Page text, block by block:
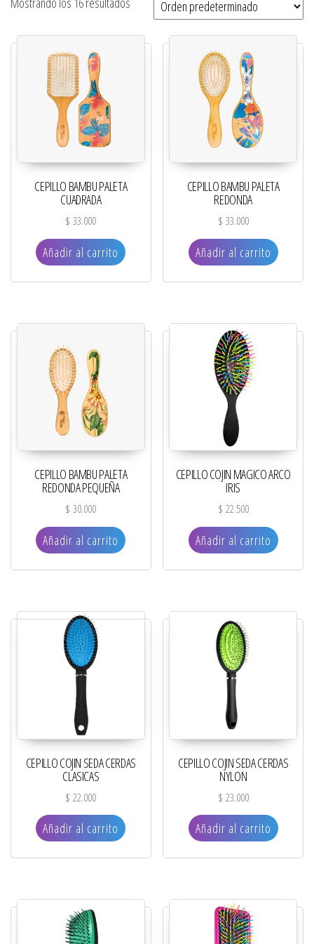
CEPILLO BAMBU PALETA
CUADRADA
$ 33.000
Añadir al carrito
CEPILLO BAMBU PALETA
REDONDA
$ 33.000
Añadir al carrito
CEPILLO BAMBU PALETA
REDONDA PEQUEÑA
$ 30.000
Añadir al carrito
CEPILLO COJIN MAGICO ARCO
IRIS
$ 22.500
Añadir al carrito
CEPILLO COJIN SEDA CERDAS
CLASICAS
$ 22.000
Añadir al carrito
CEPILLO COJIN SEDA CERDAS
NYLON
$ 23.000
Añadir al carrito